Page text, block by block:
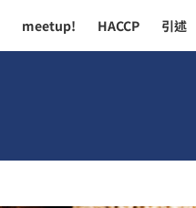
meetup! HACCP 引述